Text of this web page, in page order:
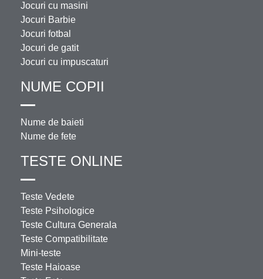
Jocuri cu masini
Jocuri Barbie
Jocuri fotbal
Jocuri de gatit
Jocuri cu impuscaturi
NUME COPII
Nume de baieti
Nume de fete
TESTE ONLINE
Teste Vedete
Teste Psihologice
Teste Cultura Generala
Teste Compatibilitate
Mini-teste
Teste Haioase